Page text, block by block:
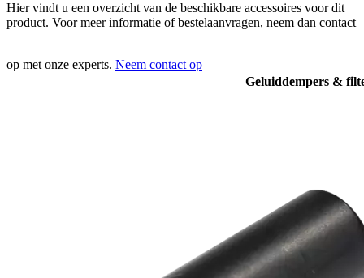
Hier vindt u een overzicht van de beschikbare accessoires voor dit
product. Voor meer informatie of bestelaanvragen, neem dan contact
op met onze experts. Neem contact op
Geluiddempers &